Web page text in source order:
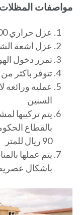
مواصفات
عزل حراري 100%
عزل اشعة
تمرر دخول
تتوفر باكثر من 45 لون مختلف
عمليه ورائعه
السنين
يتم تركيبها
بالقطاع
90 ريال للمتر
يتم عملها
باشكال